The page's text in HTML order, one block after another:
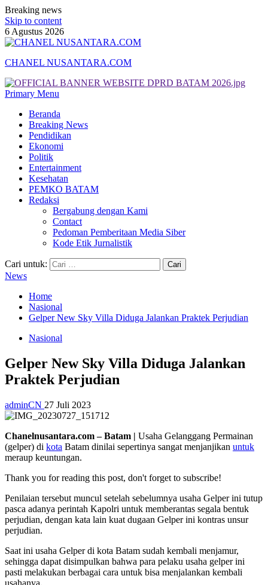
Breaking news
Skip to content
6 Agustus 2026
CHANEL NUSANTARA.COM
Primary Menu
Beranda
Breaking News
Pendidikan
Ekonomi
Politik
Entertainment
Kesehatan
PEMKO BATAM
Redaksi
Bergabung dengan Kami
Contact
Pedoman Pemberitaan Media Siber
Kode Etik Jurnalistik
Cari untuk:
News
Home
Nasional
Gelper New Sky Villa Diduga Jalankan Praktek Perjudian
Nasional
Gelper New Sky Villa Diduga Jalankan
Praktek Perjudian
adminCN 27 Juli 2023
Chanelnusantara.com – Batam | Usaha Gelanggang Permainan
(gelper) di kota Batam dinilai sepertinya sangat menjanjikan untuk
meraup keuntungan.
Thank you for reading this post, don't forget to subscribe!
Penilaian tersebut muncul setelah sebelumnya usaha Gelper ini tutup
pasca adanya perintah Kapolri untuk memberantas segala bentuk
perjudian, dengan kata lain kuat dugaan Gelper ini kontras unsur
perjudian.
Saat ini usaha Gelper di kota Batam sudah kembali menjamur,
sehingga dapat disimpulkan bahwa para pelaku usaha gelper ini
pasti melakukan berbagai cara untuk bisa menjalankan kembali
usahanya.